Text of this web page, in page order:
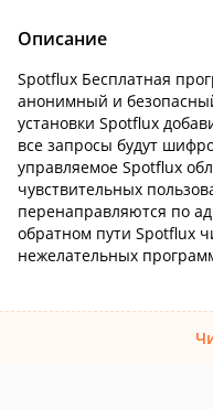
Описание
Spotflux Бесплатная
анонимный и
установки Spotflux
все запросы будут
управляемое Spotflux
чувствительных
перенаправляются по
обратном пути Spotflux
нежелательных